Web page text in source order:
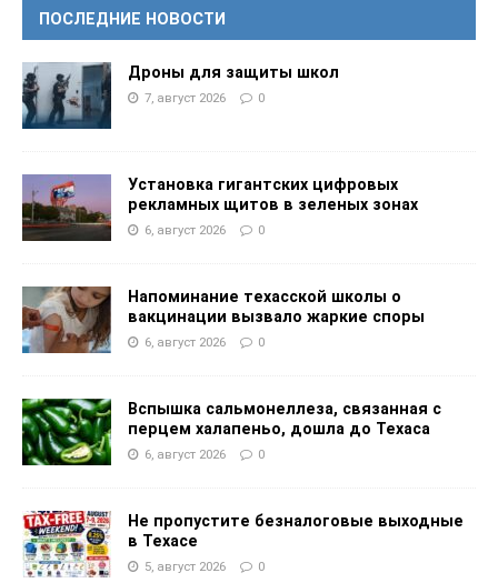
ПОСЛЕДНИЕ НОВОСТИ
Дроны для защиты школ
7, август 2026 0
Установка гигантских цифровых
рекламных щитов в зеленых зонах
6, август 2026 0
Напоминание техасской школы о
вакцинации вызвало жаркие споры
6, август 2026 0
Вспышка сальмонеллеза, связанная с
перцем халапеньо, дошла до Техаса
6, август 2026 0
Не пропустите безналоговые выходные
в Техасе
5, август 2026 0